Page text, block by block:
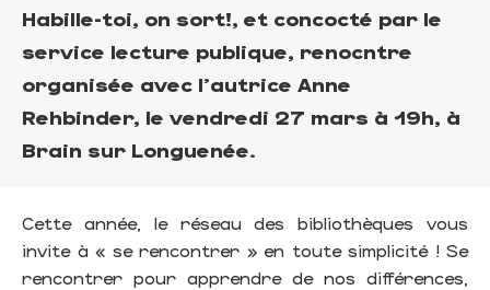
Habille-toi, on sort!, et concocté par le
service lecture publique, renocntre
organisée avec l'autrice Anne
Rehbinder, le vendredi 27 mars à 19h, à
Brain sur Longuenée.
Cette année, le réseau des bibliothèques vous
invite à « se rencontrer » en toute simplicité ! Se
rencontrer pour apprendre de nos différences,